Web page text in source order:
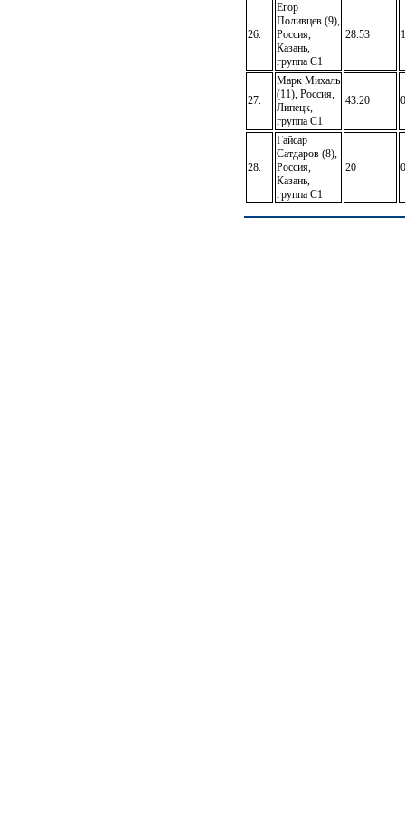
26.
Егор
Поливцев (9),
Россия,
Казань,
группа C1
28.53
27.
Марк Михаль
(11), Россия,
Липецк,
группа C1
43.20 0
28.
Гайсар
Сатдаров (8),
Россия,
Казань,
группа C1
20 0